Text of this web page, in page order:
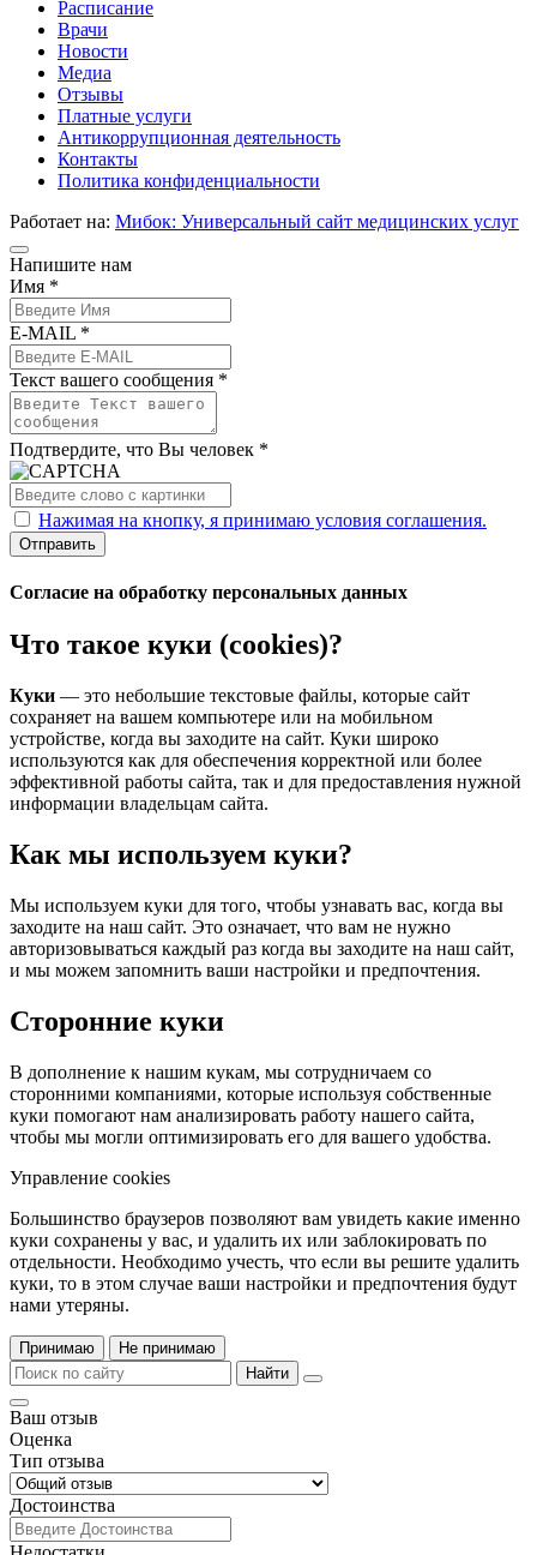
Расписание
Врачи
Новости
Медиа
Отзывы
Платные услуги
Антикоррупционная деятельность
Контакты
Политика конфиденциальности
Работает на: Мибок: Универсальный сайт медицинских услуг
Напишите нам
Имя *
E-MAIL *
Текст вашего сообщения *
Подтвердите, что Вы человек *
Нажимая на кнопку, я принимаю условия соглашения.
Отправить
Согласие на обработку персональных данных
Что такое куки (cookies)?
Куки — это небольшие текстовые файлы, которые сайт
сохраняет на вашем компьютере или на мобильном
устройстве, когда вы заходите на сайт. Куки широко
используются как для обеспечения корректной или более
эффективной работы сайта, так и для предоставления нужной
информации владельцам сайта.
Как мы используем куки?
Мы используем куки для того, чтобы узнавать вас, когда вы
заходите на наш сайт. Это означает, что вам не нужно
авторизовываться каждый раз когда вы заходите на наш сайт,
и мы можем запомнить ваши настройки и предпочтения.
Сторонние куки
В дополнение к нашим кукам, мы сотрудничаем со
сторонними компаниями, которые используя собственные
куки помогают нам анализировать работу нашего сайта,
чтобы мы могли оптимизировать его для вашего удобства.
Управление cookies
Большинство браузеров позволяют вам увидеть какие именно
куки сохранены у вас, и удалить их или заблокировать по
отдельности. Необходимо учесть, что если вы решите удалить
куки, то в этом случае ваши настройки и предпочтения будут
нами утеряны.
Принимаю
Не принимаю
Найти
Ваш отзыв
Оценка
Тип отзыва
Достоинства